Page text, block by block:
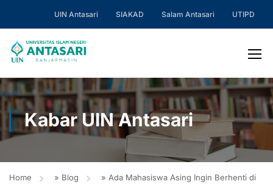
UIN Antasari SIAKAD Salam Antasari UTIPD
Kabar UIN Antasari
Home » Blog » Ada Mahasiswa Asing Ingin Berhenti di